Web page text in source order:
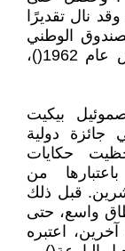
دي ثيربانتس في سن 80(). وقد نال تقديرًا
الوطني
للفنون، التي مُنحت له في بوينس آيرس عام 1962()،
و"صموئيل بيكيت
وهي جائزة دولية
حكايات
من
قبل ذلك
واسع، حتى
اعتبره